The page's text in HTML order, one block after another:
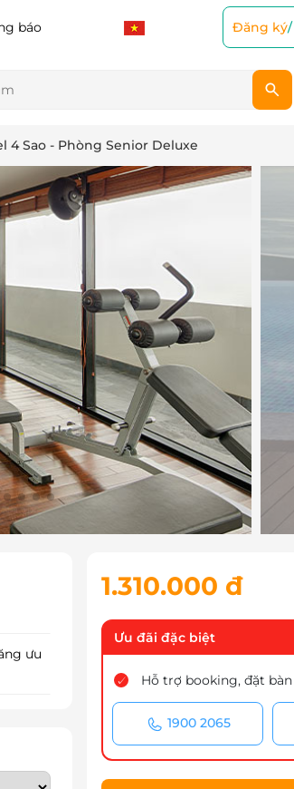
báo Đăng ký/
4 Sao - Phòng Senior Deluxe
ưu
1.310.000 đ
Ưu đãi đặc biệt
Hỗ trợ booking, đặt bàn
1900 2065